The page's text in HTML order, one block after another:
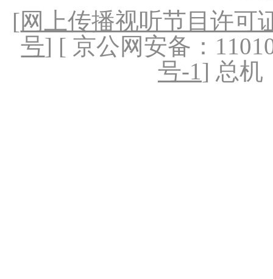
[网上传播视听节目许可
号] [ 京公网安备：
号-1] 总机